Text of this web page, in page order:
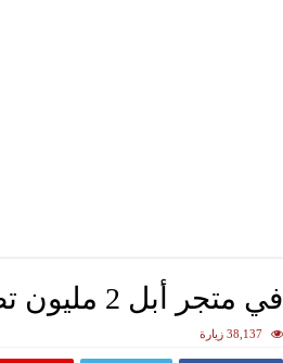
في متجر أبل 2 مليون تطبيق و130 مليار عملية تنزيل
38,137 زيارة